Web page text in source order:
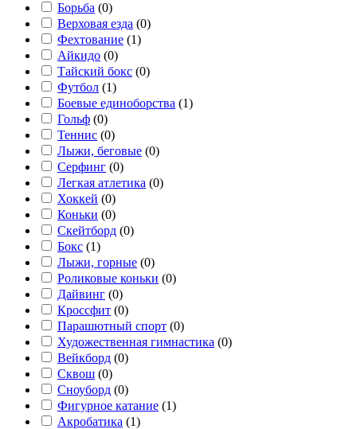
Борьба (0)
Верховая езда (0)
Фехтование (1)
Айкидо (0)
Тайский бокс (0)
Футбол (1)
Боевые единоборства (1)
Гольф (0)
Теннис (0)
Лыжи, беговые (0)
Серфинг (0)
Легкая атлетика (0)
Хоккей (0)
Коньки (0)
Скейтборд (0)
Бокс (1)
Лыжи, горные (0)
Роликовые коньки (0)
Дайвинг (0)
Кроссфит (0)
Парашютный спорт (0)
Художественная гимнастика (0)
Вейкборд (0)
Сквош (0)
Сноуборд (0)
Фигурное катание (1)
Акробатика (1)